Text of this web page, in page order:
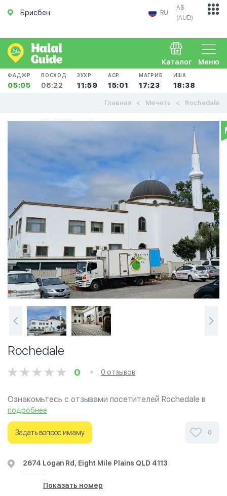
Брисбен RU
A$
(AUD)
Меню
Каталог
ФАДЖР
05:05
ВОСХОД
06:22
ЗУХР
11:59
АСР
15:01
МАГРИБ
17:23
ИША
18:38
Главная Мечеть Rochedale
Rochedale
0 0 отзывов
Ознакомьтесь с отзывами посетителей Rochedale в
г.Брисбен на фотографиях и узнайте о часах работы.
Ваше духовное путешествие начинается здесь.
подробнее
Задать вопрос имаму 0
2674 Logan Rd, Eight Mile Plains QLD 4113
Показать номер